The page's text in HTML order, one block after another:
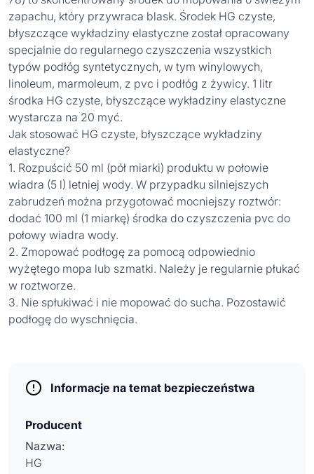
zapachu, który przywraca blask. Środek HG czyste,
błyszczące wykładziny elastyczne został opracowany
specjalnie do regularnego czyszczenia wszystkich
typów podłóg syntetycznych, w tym winylowych,
linoleum, marmoleum, z pvc i podłóg z żywicy. 1 litr
środka HG czyste, błyszczące wykładziny elastyczne
wystarcza na 20 myć.
Jak stosować HG czyste, błyszczące wykładziny
elastyczne?
1. Rozpuścić 50 ml (pół miarki) produktu w połowie
wiadra (5 l) letniej wody. W przypadku silniejszych
zabrudzeń można przygotować mocniejszy roztwór:
dodać 100 ml (1 miarkę) środka do czyszczenia pvc do
połowy wiadra wody.
2. Zmopować podłogę za pomocą odpowiednio
wyżętego mopa lub szmatki. Należy je regularnie płukać
w roztworze.
3. Nie spłukiwać i nie mopować do sucha. Pozostawić
podłogę do wyschnięcia.
Informacje na temat bezpieczeństwa
Producent
Nazwa:
HG